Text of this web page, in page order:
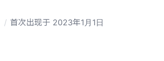
首次出现于 2023年1月1日